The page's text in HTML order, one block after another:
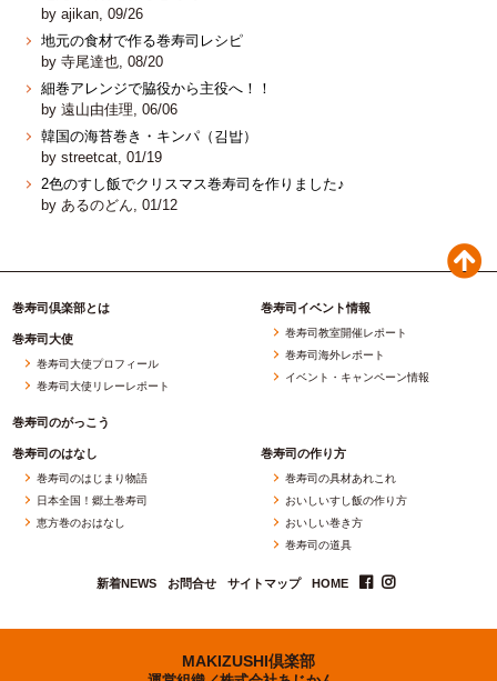
by ajikan, 09/26
地元の食材で作る巻寿司レシピ
by 寺尾達也, 08/20
細巻アレンジで脇役から主役へ！！
by 遠山由佳理, 06/06
韓国の海苔巻き・キンパ（김밥）
by streetcat, 01/19
2色のすし飯でクリスマス巻寿司を作りました♪
by あるのどん, 01/12
巻寿司倶楽部とは
巻寿司大使
巻寿司大使プロフィール
巻寿司大使リレーレポート
巻寿司のがっこう
巻寿司イベント情報
巻寿司教室開催レポート
巻寿司海外レポート
イベント・キャンペーン情報
巻寿司のはなし
巻寿司のはじまり物語
日本全国！郷土巻寿司
恵方巻のおはなし
巻寿司の作り方
巻寿司の具材あれこれ
おいしいすし飯の作り方
おいしい巻き方
巻寿司の道具
新着NEWS お問合せ サイトマップ HOME
MAKIZUSHI倶楽部